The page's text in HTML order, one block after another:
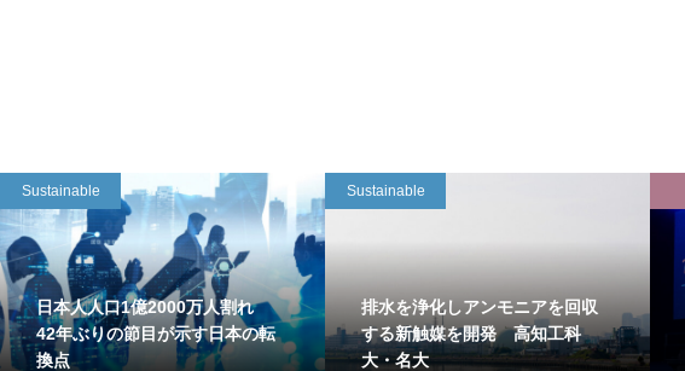
Sustainable
日本人人口1億2000万人割れ
42年ぶりの節目が示す日本の転
換点
Sustainable
排水を浄化しアンモニアを回収
する新触媒を開発 高知工科
大・名大